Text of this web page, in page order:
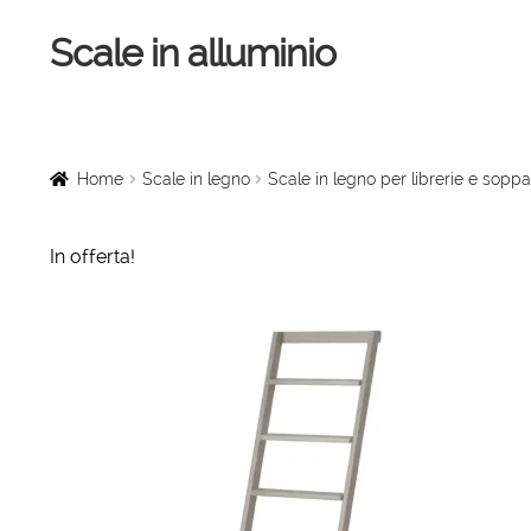
Vai
alla
Vai
al
Scale in alluminio
Scale a chiocciola
Home Scale in legno Scale in legno per librerie e
In offerta!